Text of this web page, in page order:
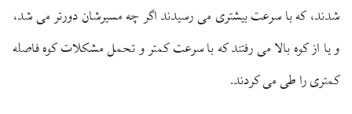
شدند، كه با سرعت بيشترى مى‏ رسيدند اگر چه مسيرشان دورتر مى‏ شد،
و يا از كوه بالا مى‏ رفتند كه با سرعت كمتر و تحمل مشكلات كوه فاصله
كمترى را طى مى‏ كردند.